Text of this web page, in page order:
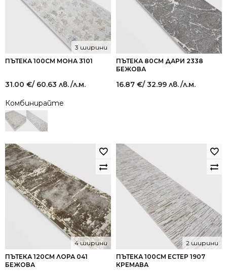
ПЪТЕКА 100СМ МОНА 3101
3 ширини
31.00 €/ 60.63 лв./л.м.
Комбинирайте
ПЪТЕКА 80СМ ДАРИ 2338
БЕЖОВА
16.87 €/ 32.99 лв./л.м.
ПЪТЕКА 120СМ ЛОРА 041
БЕЖОВА
4 ширини
ПЪТЕКА 100СМ ЕСТЕР 1907
КРЕМАВА
2 ширини